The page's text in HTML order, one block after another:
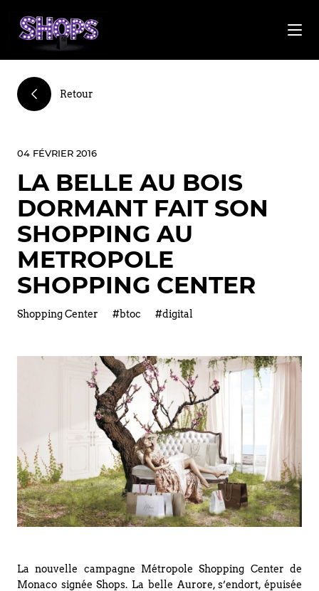
Retour
04 FÉVRIER 2016
LA BELLE AU BOIS
DORMANT FAIT SON
SHOPPING AU
METROPOLE
SHOPPING CENTER
Shopping Center #btoc #digital
La nouvelle campagne Métropole Shopping Center de
Monaco signée Shops. La belle Aurore, s’endort, épuisée